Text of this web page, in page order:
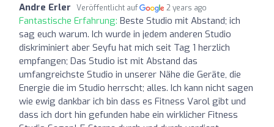
Andre Erler Veröffentlicht auf 2 years ago
Fantastische Erfahrung: Beste Studio mit Abstand; ich
sag euch warum. Ich wurde in jedem anderen Studio
diskriminiert aber Seyfu hat mich seit Tag 1 herzlich
empfangen; Das Studio ist mit Abstand das
umfangreichste Studio in unserer Nähe die Geräte, die
Energie die im Studio herrscht; alles. Ich kann nicht sagen
wie ewig dankbar ich bin dass es Fitness Varol gibt und
dass ich dort hin gefunden habe ein wirklicher Fitness